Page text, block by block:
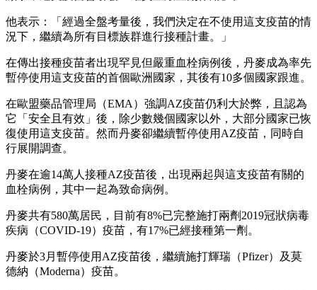
他表示：「經過全盤考量後，我們決定在不使用這支疫苗的情
況下，繼續為所有目標族群進行接種計畫。」
在傳出接種疫苗者出現罕見但嚴重血栓病例後，丹麥成為率先
暫停使用這支疫苗的首個歐洲國家，其後有10多個國家跟進。
在歐盟藥品管理局（EMA）強調AZ疫苗仍利大於弊，且認為
它「安全且有效」後，除少數幾個國家以外，大部分國家已恢
復使用這支疫苗。然而丹麥卻繼續暫停使用AZ疫苗，同時自
行展開調查。
丹麥在逾14萬人接種AZ疫苗後，出現兩起與這支疫苗有關的
血栓病例，其中一起為致命病例。
丹麥共有580萬居民，目前有8%已完整施打兩劑2019冠狀病毒
疾病（COVID-19）疫苗，有17%已經接種第一劑。
丹麥於3月暫停使用AZ疫苗後，繼續施打輝瑞（Pfizer）及莫
德納（Moderna）疫苗。